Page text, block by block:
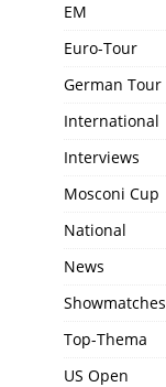
EM
Euro-Tour
German Tour
International
Interviews
Mosconi Cup
National
News
Showmatches
Top-Thema
US Open